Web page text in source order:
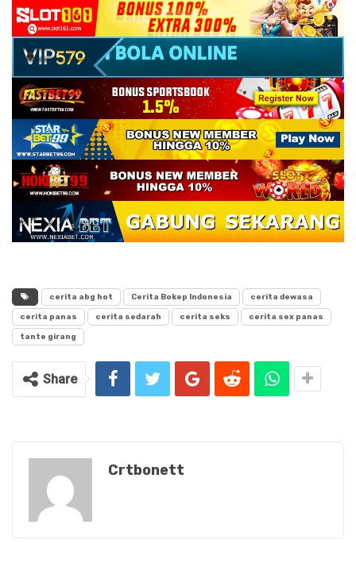
cerita abg hot Cerita Bokep Indonesia cerita dewasa
cerita panas cerita sedarah cerita seks cerita sex panas
tante girang
Share
Crtbonett